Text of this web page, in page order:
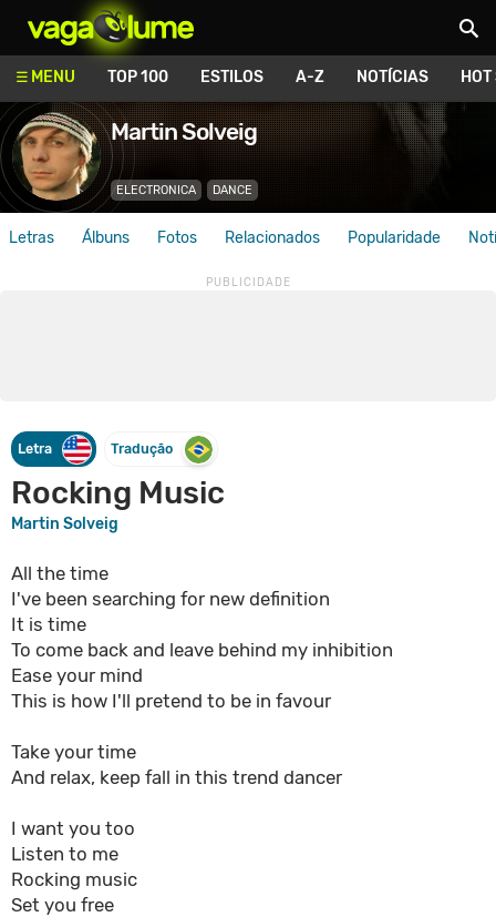
MENU TOP 100 ESTILOS A-Z NOTÍCIAS
Martin Solveig
ELECTRONICA DANCE
Letras Álbuns Fotos Relacionados Popularidade
Letra Tradução
Rocking Music
Martin Solveig
All the time
I've been searching for new definition
It is time
To come back and leave behind my inhibition
Ease your mind
This is how I'll pretend to be in favour
Take your time
And relax, keep fall in this trend dancer
I want you too
Listen to me
Rocking music
Set you free